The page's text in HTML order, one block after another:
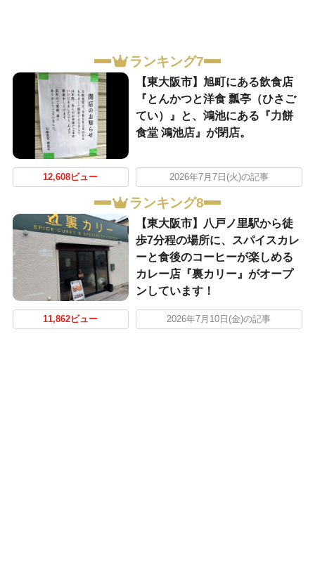
ランキング7
【東大阪市】旭町にある飲食店
『とんかつと洋食 瓢亭（ひさご
てい）』と、鴻池にある『力餅
食堂 鴻池店』が閉店。
12,608ビュー 2026年7月7日(火)の記事
ランキング8
【東大阪市】八戸ノ里駅から徒
歩7分程の場所に、スパイスカレ
ーと食後のコーヒーが楽しめる
カレー店『裏カリー』がオープ
ンしています！
11,862ビュー 2026年7月10日(金)の記事